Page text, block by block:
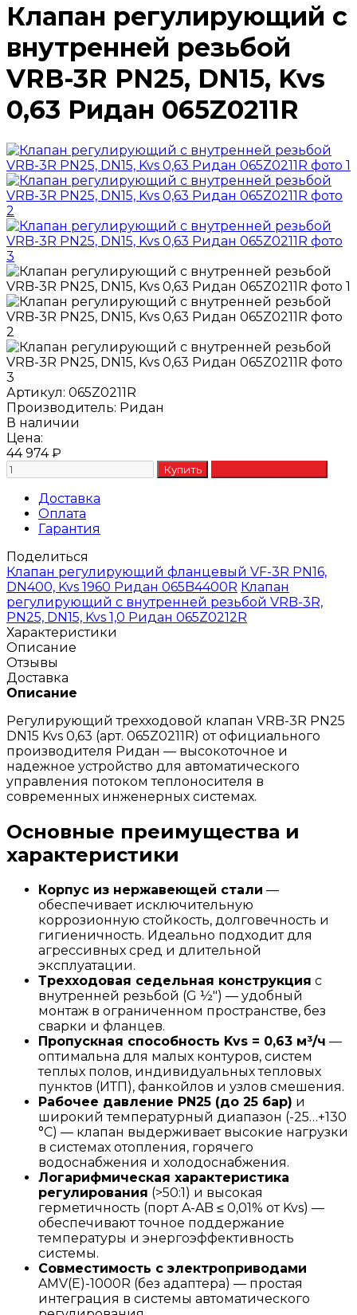
Клапан регулирующий с
внутренней резьбой
VRB-3R PN25, DN15, Kvs
0,63 Ридан 065Z0211R
Артикул: 065Z0211R
Производитель: Ридан
В наличии
Цена:
44 974₽
Доставка
Оплата
Гарантия
Поделиться
Клапан регулирующий фланцевый VF-3R PN16,
DN400, Kvs 1960 Ридан 065B4400R Клапан
регулирующий с внутренней резьбой VRB-3R,
PN25, DN15, Kvs 1,0 Ридан 065Z0212R
Характеристики
Описание
Отзывы
Доставка
Описание
Регулирующий трехходовой клапан VRB-3R PN25
DN15 Kvs 0,63 (арт. 065Z0211R) от официального
производителя Ридан — высокоточное и
надежное устройство для автоматического
управления потоком теплоносителя в
современных инженерных системах.
Основные преимущества и
характеристики
Корпус из нержавеющей стали —
обеспечивает исключительную
коррозионную стойкость, долговечность и
гигиеничность. Идеально подходит для
агрессивных сред и длительной
эксплуатации.
Трехходовая седельная конструкция с
внутренней резьбой (G ½") — удобный
монтаж в ограниченном пространстве, без
сварки и фланцев.
Пропускная способность Kvs = 0,63 м³/ч —
оптимальна для малых контуров, систем
теплых полов, индивидуальных тепловых
пунктов (ИТП), фанкойлов и узлов смешения.
Рабочее давление PN25 (до 25 бар) и
широкий температурный диапазон (-25…+130
°C) — клапан выдерживает высокие нагрузки
в системах отопления, горячего
водоснабжения и холодоснабжения.
Логарифмическая характеристика
регулирования (>50:1) и высокая
герметичность (порт A-AB ≤ 0,01% от Kvs) —
обеспечивают точное поддержание
температуры и энергоэффективность
системы.
Совместимость с электроприводами
AMV(E)-1000R (без адаптера) — простая
интеграция в системы автоматического